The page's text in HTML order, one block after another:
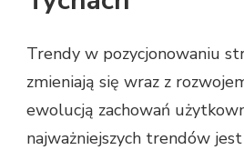
Trendy w pozycjonowaniu
zmieniają się wraz z
ewolucją zachowań
najważniejszych trendów